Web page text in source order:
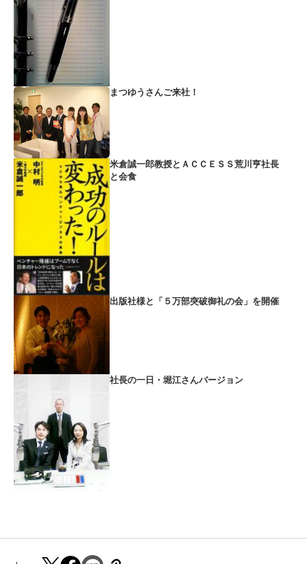
まつゆうさんご来社！
米倉誠一郎教授とＡＣＣＥＳＳ荒川亨社長
と会食
出版社様と「５万部突破御礼の会」を開催
社長の一日・堀江さんバージョン